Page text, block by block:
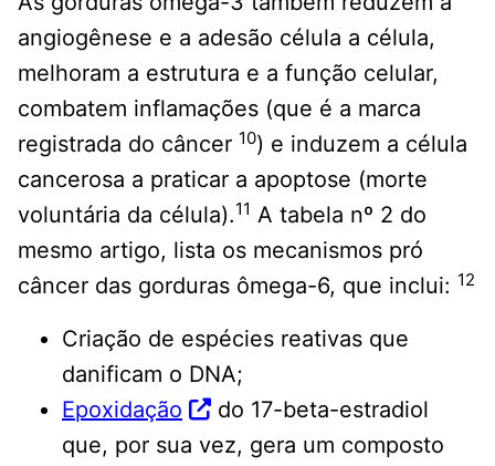
angiogênese e a adesão célula a célula,
melhoram a estrutura e a função celular,
combatem inflamações (que é a marca
registrada do câncer 10) e induzem a célula
cancerosa a praticar a apoptose (morte
voluntária da célula).11 A tabela nº 2 do
mesmo artigo, lista os mecanismos pró
câncer das gorduras ômega-6, que inclui: 12
Criação de espécies reativas que
danificam o DNA;
Epoxidação
do 17-beta-estradiol
que, por sua vez, gera um composto